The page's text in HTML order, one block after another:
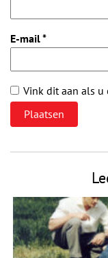
E-mail*
Vink dit aan als